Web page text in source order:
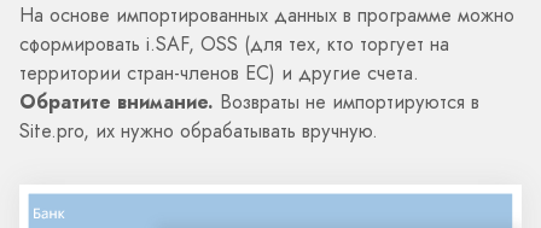
На основе импортированных данных в программе можно
сформировать i.SAF, OSS (для тех, кто торгует на
территории стран-членов ЕС) и другие счета.
Обратите внимание. Возвраты не импортируются в
Site.pro, их нужно обрабатывать вручную.